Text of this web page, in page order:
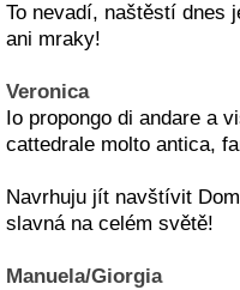
To nevadí, naštěstí dnes
ani mraky!
Veronica
Io propongo di andare a
cattedrale molto antica,
Navrhuju jít navštívit
slavná na celém světě!
Manuela/Giorgia